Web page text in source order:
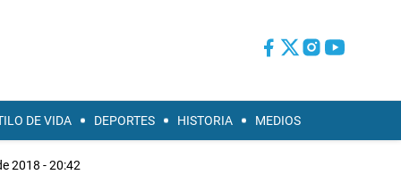
DE VIDA DEPORTES HISTORIA MEDIOS
2018 - 20:42